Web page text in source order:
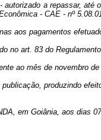
a repassar, até
- CAE - nº
aos pagamentos
no art. 83 do
ao mês de novembro de
produzindo
em Goiânia, aos dias